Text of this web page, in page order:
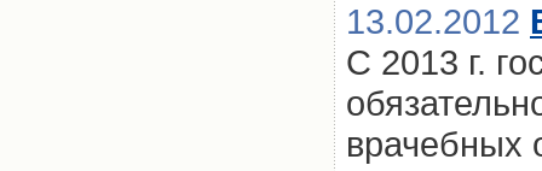
13.02.2012
С 2013 г.
врачебных